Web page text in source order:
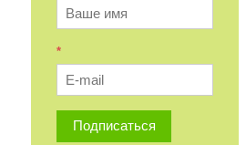
*
Подписаться